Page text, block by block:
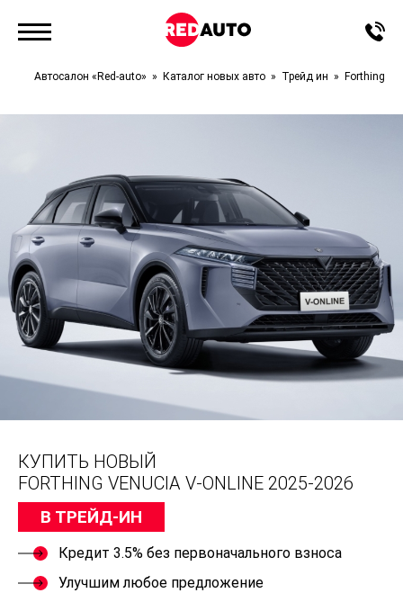
Автосалон «Red-auto» Каталог новых авто Трейд ин Forthing
КУПИТЬ НОВЫЙ
FORTHING VENUCIA V-ONLINE 2025-2026
В ТРЕЙД-ИН
Кредит 3.5% без первоначального взноса
Улучшим любое предложение